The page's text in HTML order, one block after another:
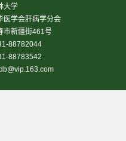
大学
医学会肝病学分会
市新疆街461号
88782044
88783542